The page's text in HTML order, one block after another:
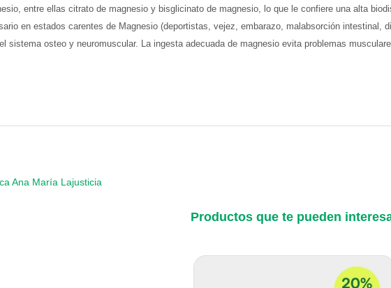
entre ellas citrato de magnesio y bisglicinato de magnesio, lo que le confiere una alta
en estados carentes de Magnesio (deportistas, vejez, embarazo, malabsorción
sistema osteo y neuromuscular. La ingesta adecuada de magnesio evita problemas
Ana María Lajusticia
Productos que te pueden